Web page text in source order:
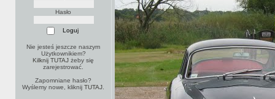
Hasło
Nie jesteś jeszcze naszym
Użytkownikiem?
Kilknij TUTAJ żeby się
zarejestrować.
Zapomniane hasło?
Wyślemy nowe, kliknijTUTAJ